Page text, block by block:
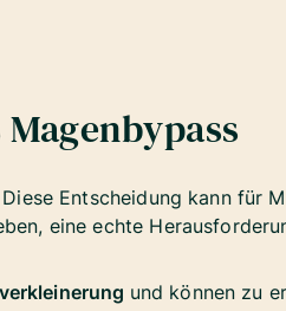
Entscheidung kann für
eine echte
und können zu